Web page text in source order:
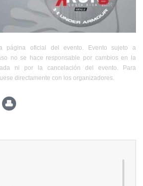
página oficial del evento. Evento sujeto a
no se hace responsable por cambios en la
ni por la cancelación del evento. Para
directamente con los organizadores.